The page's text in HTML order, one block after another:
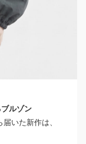
ルゾン
いた新作は、